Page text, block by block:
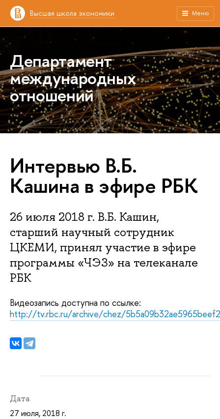
Высшая школа экономики Меню
Департамент
международных
отношений
Интервью В.Б.
Кашина в эфире РБК
26 июля 2018 г. В.Б. Кашин,
старший научный сотрудник
ЦКЕМИ, принял участие в эфире
программы «ЧЭЗ» на телеканале
РБК
Видеозапись доступна по ссылке:
http://tv.rbc.ru/archive/chez/
Дата
27 июля, 2018 г.